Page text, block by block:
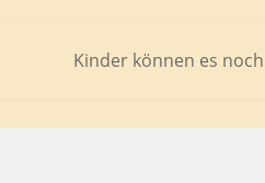
Kinder können es noch